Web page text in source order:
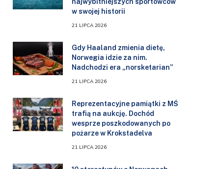
w swojej historii
21 LIPCA 2026
Gdy Haaland zmienia dietę,
Norwegia idzie za nim.
Nadchodzi era „norsketarian”
21 LIPCA 2026
Reprezentacyjne pamiątki z MŚ
trafią na aukcję. Dochód
wesprze poszkodowanych po
pożarze w Krokstadelva
21 LIPCA 2026